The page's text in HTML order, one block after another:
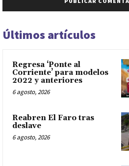
Últimos artículos
Regresa ‘Ponte al
Corriente’ para modelos
2022 y anteriores
6 agosto, 2026
Reabren El Faro tras
deslave
6 agosto, 2026